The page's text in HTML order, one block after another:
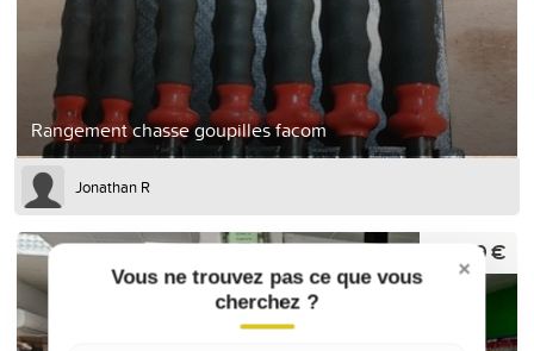
Rangement chasse goupilles facom
Jonathan R
99,99 €
×
Vous ne trouvez pas ce que vous
cherchez ?